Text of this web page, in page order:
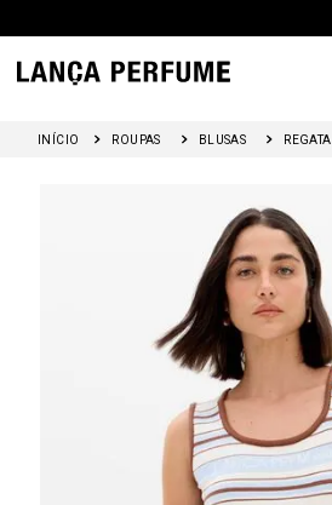
ROUPAS BLUSAS REGATA